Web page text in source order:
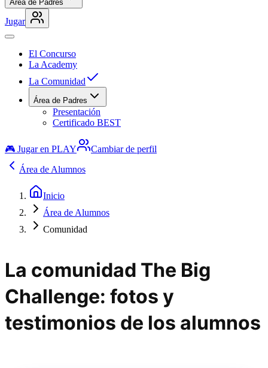
Área de Padres
Jugar
El Concurso
La Academy
La Comunidad
Área de Padres
Presentación
Certificado BEST
🎮 Jugar en PLAY
Cambiar de perfil
Área de Alumnos
Inicio
Área de Alumnos
Comunidad
La comunidad The Big
Challenge: fotos y
testimonios de los alumnos